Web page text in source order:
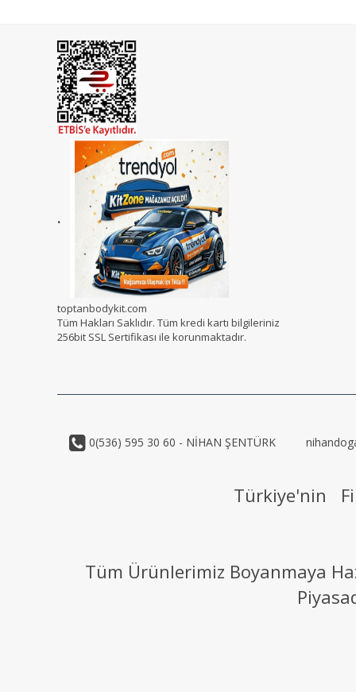
.
toptanbodykit.com
Tüm Hakları Saklıdır. Tüm kredi kartı bilgileriniz
256bit SSL Sertifikası ile korunmaktadır.
0(536) 595 30 60 - NİHAN ŞENTÜRK
Türkiye'nin
Tüm Ürünlerimiz Boyanmaya